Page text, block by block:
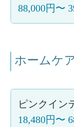
88,000円〜
ホームケ
ピンクイン
18,480円〜